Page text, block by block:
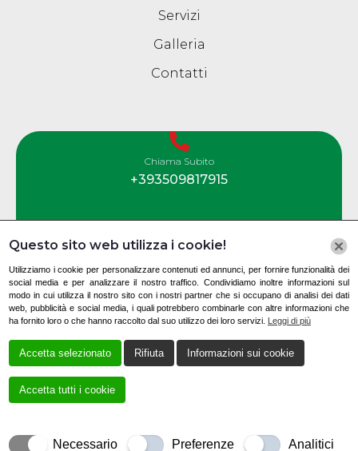
Servizi
Galleria
Contatti
Chiama Subito
+393509817915
Via Nazionale, 100, 84030 Montesano sulla
+393509817915
bonelliautomobili@tiscali.it
Questo sito web utilizza i cookie!
Utilizziamo i cookie per personalizzare contenuti ed annunci, per fornire funzionalità dei
social media e per analizzare il nostro traffico. Condividiamo inoltre informazioni sul
modo in cui utilizza il nostro sito con i nostri partner che si occupano di analisi dei dati
web, pubblicità e social media, i quali potrebbero combinarle con altre informazioni che
ha fornito loro o che hanno raccolto dal suo utilizzo dei loro servizi. Leggi di più
Accetta selezionato Rifiuta Informazioni sui cookie
Accetta tutti i cookie
Necessario Preferenze Analitici